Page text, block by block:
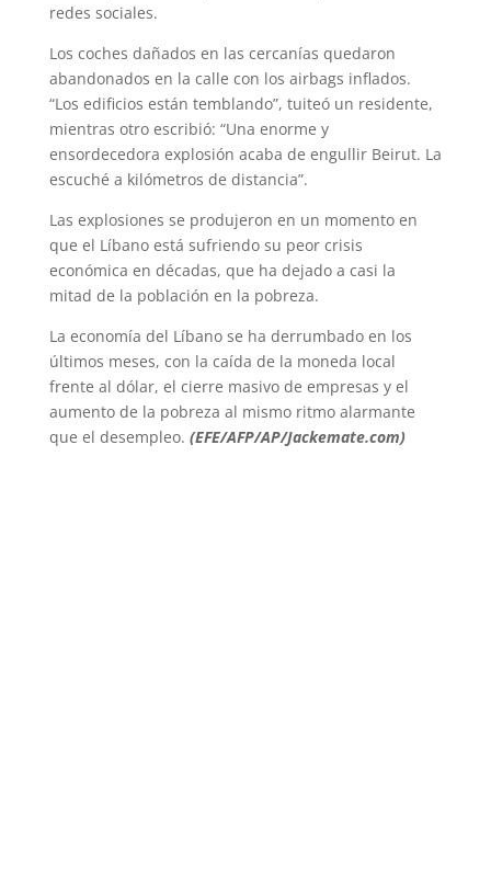
redes sociales.
Los coches dañados en las cercanías quedaron
abandonados en la calle con los airbags inflados.
“Los edificios están temblando”, tuiteó un residente,
mientras otro escribió: “Una enorme y
ensordecedora explosión acaba de engullir Beirut. La
escuché a kilómetros de distancia”.
Las explosiones se produjeron en un momento en
que el Líbano está sufriendo su peor crisis
económica en décadas, que ha dejado a casi la
mitad de la población en la pobreza.
La economía del Líbano se ha derrumbado en los
últimos meses, con la caída de la moneda local
frente al dólar, el cierre masivo de empresas y el
aumento de la pobreza al mismo ritmo alarmante
que el desempleo. (EFE/AFP/AP/Jackemate.com)